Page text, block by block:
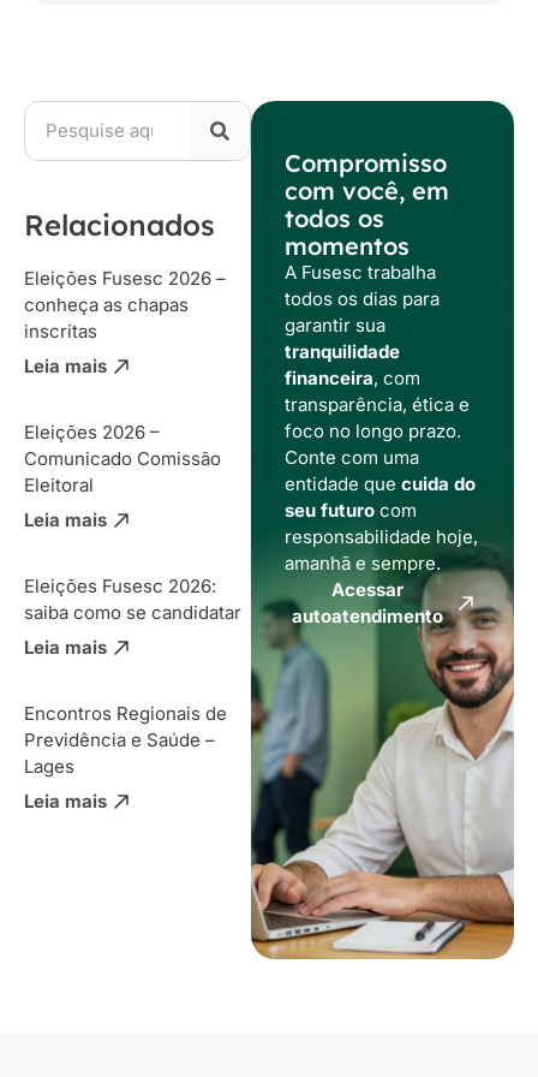
Relacionados
Eleições Fusesc 2026 –
conheça as chapas
inscritas
Leia mais
Eleições 2026 –
Comunicado Comissão
Eleitoral
Leia mais
Eleições Fusesc 2026:
saiba como se candidatar
Leia mais
Encontros Regionais de
Previdência e Saúde –
Lages
Leia mais
Compromisso
com você, em
todos os
momentos
A Fusesc trabalha
todos os dias para
garantir sua
tranquilidade
financeira, com
transparência, ética e
foco no longo prazo.
Conte com uma
entidade que cuida do
seu futurocom
responsabilidade hoje,
amanhã e sempre.
Acessar
autoatendimento